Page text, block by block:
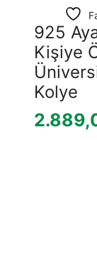
925
Kişiye
Kolye